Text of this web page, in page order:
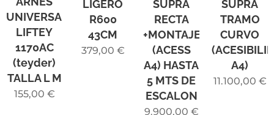
UNIVERSAL
LIFTEY
1170AC
(teyder)
TALLA L M
155,00 €
LIGERO
R600
43CM
379,00 €
SUPRA
RECTA
+MONTAJE
(ACESS
A4) HASTA
5 MTS DE
ESCALON
9.900,00 €
SUPRA
TRAMO
CURVO
A4)
11.100,00 €